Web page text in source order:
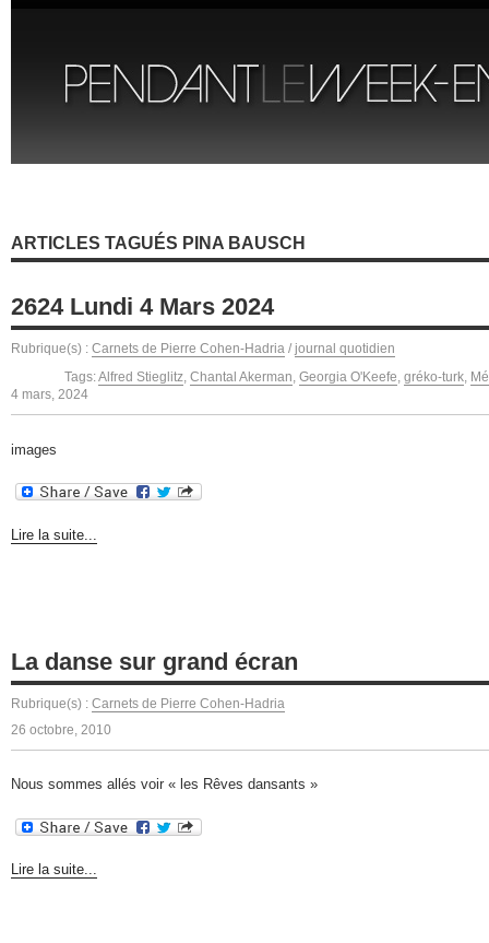
ARTICLES TAGUÉS PINA BAUSCH
2624 Lundi 4 Mars 2024
Rubrique(s) : Carnets de Pierre Cohen-Hadria / journal quotidien
Tags:Alfred Stieglitz, Chantal Akerman, Georgia O'Keefe, gréko-turk,
4 mars, 2024
images
Lire la suite...
La danse sur grand écran
Rubrique(s) : Carnets de Pierre Cohen-Hadria
26 octobre, 2010
Nous sommes allés voir « les Rêves dansants »
Lire la suite...